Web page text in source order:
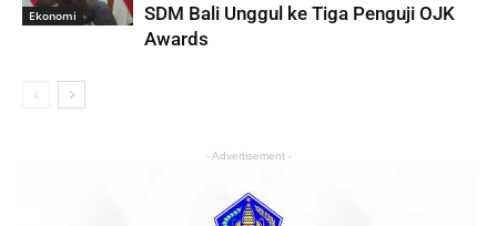
Ekonomi
SDM Bali Unggul ke Tiga Penguji OJK
Awards
- Advertisement -